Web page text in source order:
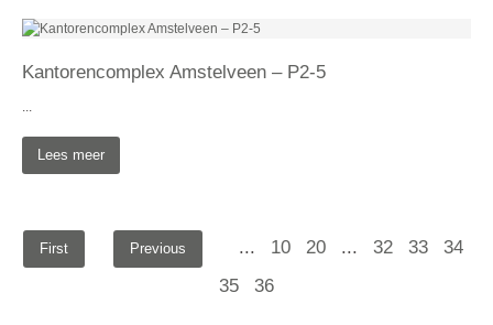
Kantorencomplex Amstelveen – P2-5
Lees meer
First Previous ... 10 20 ... 32 33
34
35
36